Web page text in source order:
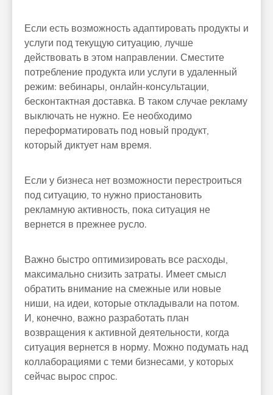
Если есть возможность адаптировать продукты и
услуги под текущую ситуацию, лучше
действовать в этом направлении. Сместите
потребление продукта или услуги в удаленный
режим: вебинары, онлайн-консультации,
бесконтактная доставка. В таком случае рекламу
выключать не нужно. Ее необходимо
переформатировать под новый продукт,
который диктует нам время.
Если у бизнеса нет возможности перестроиться
под ситуацию, то нужно приостановить
рекламную активность, пока ситуация не
вернется в прежнее русло.
Важно быстро оптимизировать все расходы,
максимально снизить затраты. Имеет смысл
обратить внимание на смежные или новые
ниши, на идеи, которые откладывали на потом.
И, конечно, важно разработать план
возвращения к активной деятельности, когда
ситуация вернется в норму. Можно подумать над
коллаборациями с теми бизнесами, у которых
сейчас вырос спрос.